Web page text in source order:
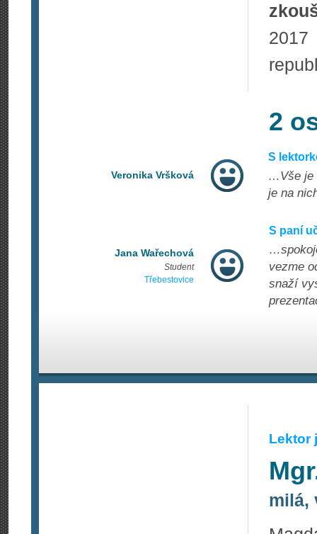
2
Veronika Vršková
S
…Vše je
je na
Jana Wařechová
Student
Třebestovice
S paní
vezme
snaží
Lektor
milá,